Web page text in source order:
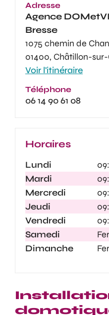
Adresse
Agence
Bresse
1075 chemin de
01400, Châtillon-
Voir l'itinéraire
Téléphone
06 14 90 61 08
Horaires
Lundi
Mardi
Mercredi
Jeudi
Vendredi
Samedi
Dimanche